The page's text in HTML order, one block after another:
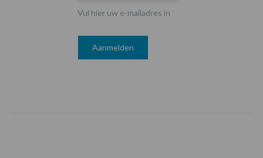
Vul hier uw e-mailadres in